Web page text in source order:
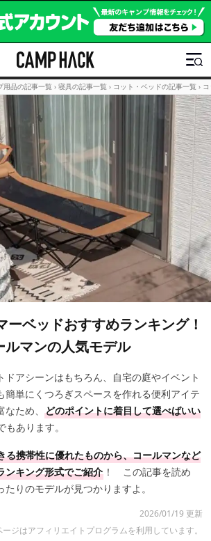
用品の記事一覧 › 寝具の記事一覧 › コット・ベッドの記事一覧 ›
ーベッドおすすめランキング！
ルマンの人気モデル
ドアシーンはもちろん、自宅の庭やイベント
簡単にくつろぎスペースを作れる便利アイテ
ため、 どのポイントに着目して選べばいい
もあります。
る携帯性に優れたものから、コールマンなど
ンキング形式でご紹介 ！ この記事を読め
りのモデルが見つかりますよ。
2026/01/19 更新
ージはアフィリエイトプログラムを利用しています。